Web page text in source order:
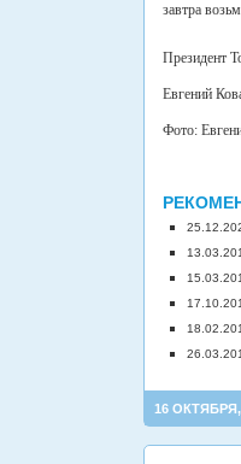
завтра
Президент
Евгений
Фото:
16 ОКТЯБРЯ,